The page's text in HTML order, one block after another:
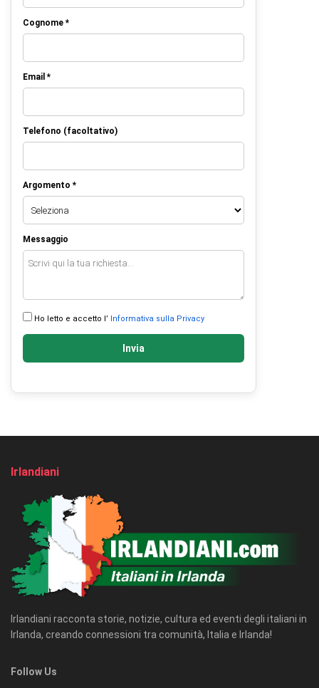
Cognome *
Email *
Telefono (facoltativo)
Argomento *
Messaggio
Ho letto e accetto l’ Informativa sulla Privacy
Invia
Irlandiani
Irlandiani racconta storie, notizie, cultura ed eventi degli italiani in
Irlanda, creando connessioni tra comunità, Italia e Irlanda!
Follow Us